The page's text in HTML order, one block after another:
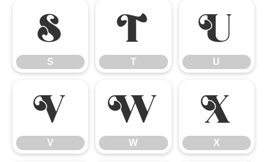
S
S
T
T
U
U
V
V
W
W
X
X